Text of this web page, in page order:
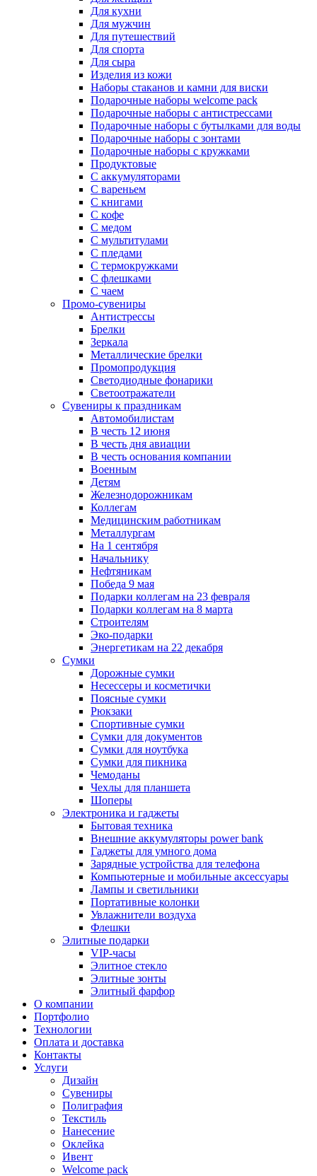
Для кухни
Для мужчин
Для путешествий
Для спорта
Для сыра
Изделия из кожи
Наборы стаканов и камни для виски
Подарочные наборы welcome pack
Подарочные наборы с антистрессами
Подарочные наборы с бутылками для воды
Подарочные наборы с зонтами
Подарочные наборы с кружками
Продуктовые
С аккумуляторами
С вареньем
С книгами
С кофе
С медом
С мультитулами
С пледами
С термокружками
С флешками
С чаем
Промо-сувениры
Антистрессы
Брелки
Зеркала
Металлические брелки
Промопродукция
Светодиодные фонарики
Светоотражатели
Сувениры к праздникам
Автомобилистам
В честь 12 июня
В честь дня авиации
В честь основания компании
Военным
Детям
Железнодорожникам
Коллегам
Медицинским работникам
Металлургам
На 1 сентября
Начальнику
Нефтяникам
Победа 9 мая
Подарки коллегам на 23 февраля
Подарки коллегам на 8 марта
Строителям
Эко-подарки
Энергетикам на 22 декабря
Сумки
Дорожные сумки
Несессеры и косметички
Поясные сумки
Рюкзаки
Спортивные сумки
Сумки для документов
Сумки для ноутбука
Сумки для пикника
Чемоданы
Чехлы для планшета
Шоперы
Электроника и гаджеты
Бытовая техника
Внешние аккумуляторы power bank
Гаджеты для умного дома
Зарядные устройства для телефона
Компьютерные и мобильные аксессуары
Лампы и светильники
Портативные колонки
Увлажнители воздуха
Флешки
Элитные подарки
VIP-часы
Элитное стекло
Элитные зонты
Элитный фарфор
О компании
Портфолио
Технологии
Оплата и доставка
Контакты
Услуги
Дизайн
Сувениры
Полиграфия
Текстиль
Нанесение
Оклейка
Ивент
Welcome pack